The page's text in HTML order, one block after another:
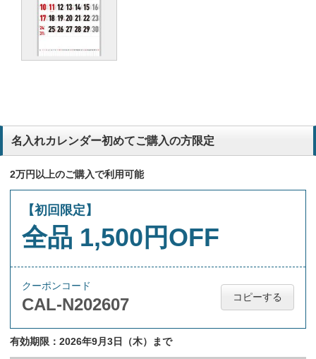
毎年同じ物で価格体がリ-ズナブルお客様から使いやすくてりピ－ト
注文が有る為
石材販売
毎年好評をいただいているので、今回も注文させていただきます。
毎年お客さんからの好評で喜ばれている為 小売業
前年度の評価が良かった。納期の対応もとてもよかったので本年もよ
石材販売施工
名入れカレンダー初めてご購入の方限定
2万円以上のご購入で利用可能
【初回限定】
全品 1,500円OFF
クーポンコード
CAL-N202607 コピーする
有効期限：2026年9月3日（木）まで